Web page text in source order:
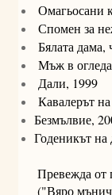
Омагьосани
Спомен за
Бялата дама,
Мъж в
Дали, 1999
Кавалерът
Безмълвие,
Годеникът
Превежда от
("Вяро